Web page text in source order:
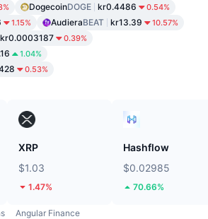
DogecoinDOGE kr0.4486 0.54%
1.15% AudieraBEAT kr13.39 10.57%
kr0.0003187 0.39%
1.04%
0.53%
XRP
$1.03
1.47%
Hashflow
$0.02985
70.66%
Angular Finance